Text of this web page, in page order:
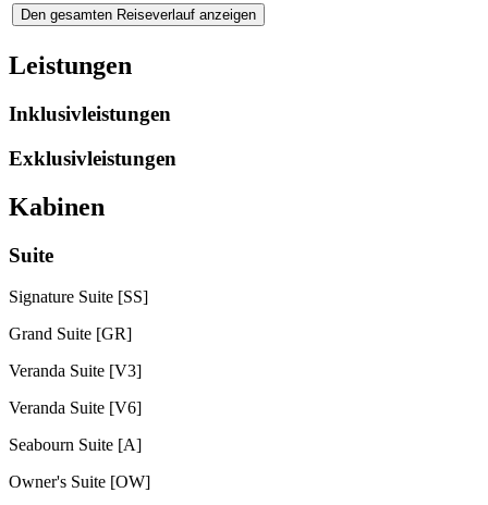
Den gesamten Reiseverlauf anzeigen
Leistungen
Inklusivleistungen
Exklusivleistungen
Kabinen
Suite
Signature Suite [SS]
Grand Suite [GR]
Veranda Suite [V3]
Veranda Suite [V6]
Seabourn Suite [A]
Owner's Suite [OW]